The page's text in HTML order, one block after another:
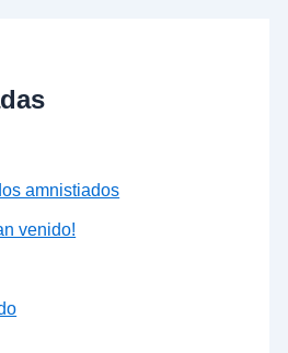
amnistiados
venido!